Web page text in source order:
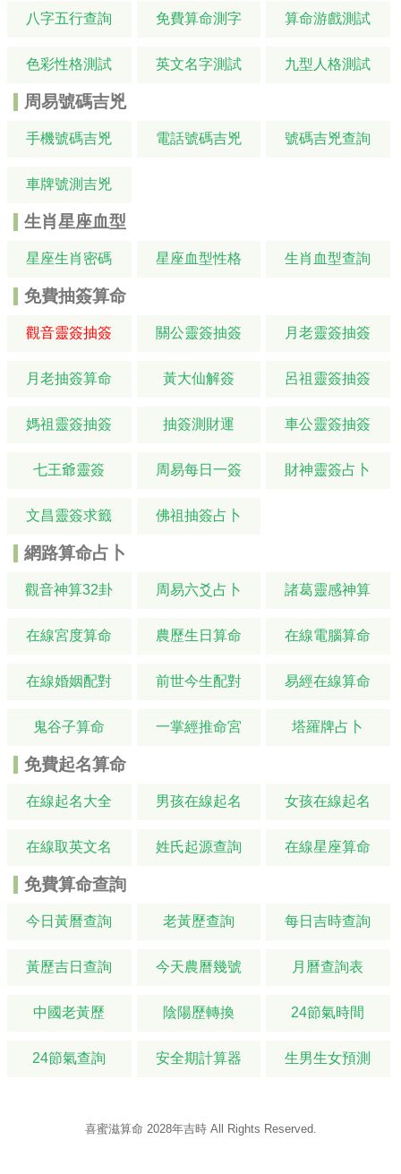
八字五行查詢 免費算命測字 算命游戲測試
色彩性格測試 英文名字測試 九型人格測試
周易號碼吉兇
手機號碼吉兇 電話號碼吉兇 號碼吉兇查詢
車牌號測吉兇
生肖星座血型
星座生肖密碼 星座血型性格 生肖血型查詢
免費抽簽算命
觀音靈簽抽簽 關公靈簽抽簽 月老靈簽抽簽
月老抽簽算命 黃大仙解簽 呂祖靈簽抽簽
媽祖靈簽抽簽 抽簽測財運 車公靈簽抽簽
七王爺靈簽 周易每日一簽 財神靈簽占卜
文昌靈簽求籤 佛祖抽簽占卜
網路算命占卜
觀音神算32卦 周易六爻占卜 諸葛靈感神算
在線宮度算命 農歷生日算命 在線電腦算命
在線婚姻配對 前世今生配對 易經在線算命
鬼谷子算命 一掌經推命宮 塔羅牌占卜
免費起名算命
在線起名大全 男孩在線起名 女孩在線起名
在線取英文名 姓氏起源查詢 在線星座算命
免費算命查詢
今日黃曆查詢 老黃歷查詢 每日吉時查詢
黃歷吉日查詢 今天農曆幾號 月曆查詢表
中國老黃歷 陰陽歷轉換 24節氣時間
24節氣查詢 安全期計算器 生男生女預測
喜蜜滋算命 2028年吉時All Rights Reserved.